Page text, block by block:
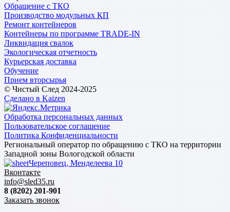
Обращение с ТКО
Производство модульных КП
Ремонт контейнеров
Контейнеры по программе TRADE-IN
Ликвидация свалок
Экологическая отчетность
Курьерская доставка
Обучение
Прием вторсырья
© Чистый След 2024-2025
Сделано в Kaizen
Обработка персональных данных
Пользовательское соглашение
Политика Конфиденциальности
Региональный оператор по обращению с ТКО на территории
Западной зоны Вологодской области
Череповец, Менделеева 10
Вконтакте
info@sled35.ru
8 (8202) 201-901
Заказать звонок